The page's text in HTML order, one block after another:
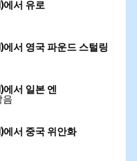
서 유로
서 영국 파운드 스털링
서 일본 엔
음
서 중국 위안화